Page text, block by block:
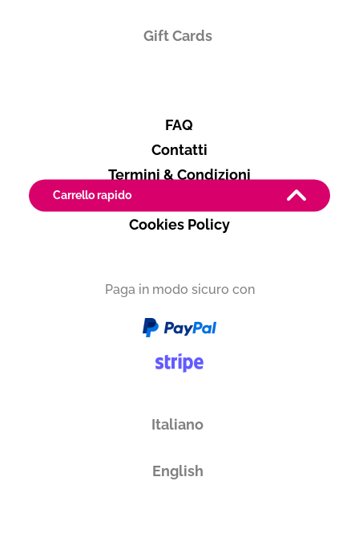
Carrello rapido
Italia
Subtotale0,00 €
Totale
Gift Cards
FAQ
Contatti
Termini & Condizioni
Privacy Policy
Cookies Policy
Paga in modo sicuro con
Italiano
English